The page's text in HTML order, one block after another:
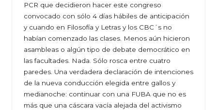
PCR que decidieron hacer este congreso
convocado con sólo 4 días hábiles de anticipación
y cuando en Filosofía y Letras y los CBC´s no
habían comenzado las clases. Menos aún hicieron
asambleas o algún tipo de debate democrático en
las facultades. Nada. Sólo rosca entre cuatro
paredes. Una verdadera declaración de intenciones
de la nueva conducción elegida entre gallos y
medianoche: continuar con una FUBA que no es
más que una cáscara vacía alejada del activismo